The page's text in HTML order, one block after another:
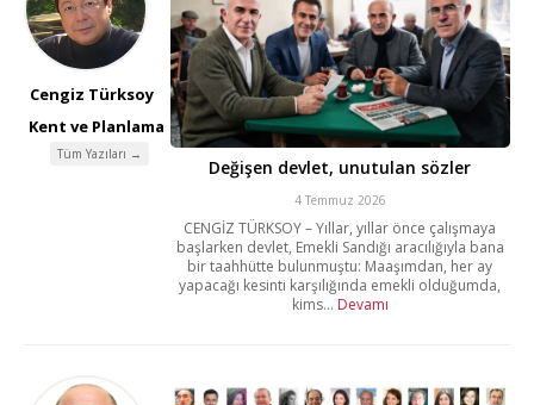
Cengiz Türksoy
Kent ve Planlama
Tüm Yazıları →
Değişen devlet, unutulan sözler
4 Temmuz 2026
CENGİZ TÜRKSOY – Yıllar, yıllar önce çalışmaya
başlarken devlet, Emekli Sandığı aracılığıyla bana
bir taahhütte bulunmuştu: Maaşımdan, her ay
yapacağı kesinti karşılığında emekli olduğumda,
kims... Devamı